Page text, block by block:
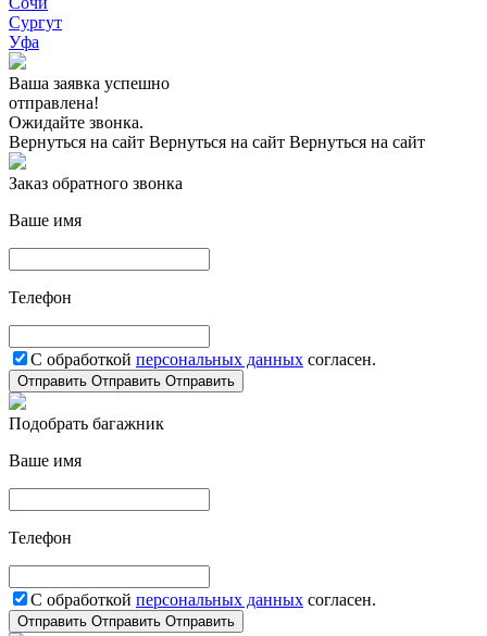
Сургут
Уфа
Ваша заявка успешно
отправлена!
Ожидайте звонка.
Вернуться на сайт Вернуться на сайт Вернуться на сайт
Заказ обратного звонка
Ваше имя
Телефон
С обработкой персональных данных согласен.
Отправить Отправить Отправить
Подобрать багажник
Ваше имя
Телефон
С обработкой персональных данных согласен.
Отправить Отправить Отправить